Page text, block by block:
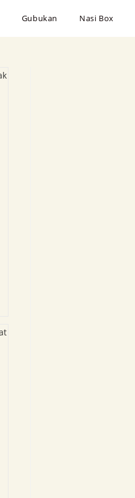
Gubukan Nasi Box